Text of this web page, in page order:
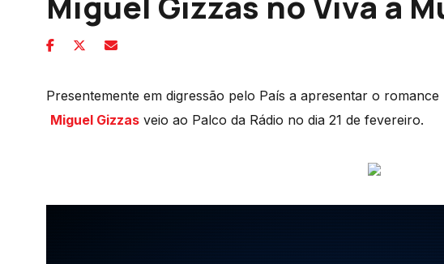
Presentemente em digressão pelo País a apresentar o romance
Miguel Gizzas veio ao Palco da Rádio no dia 21 de fevereiro.